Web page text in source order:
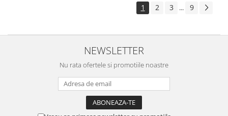
1 2 3 ... 9
NEWSLETTER
Nu rata ofertele si promotiile noastre